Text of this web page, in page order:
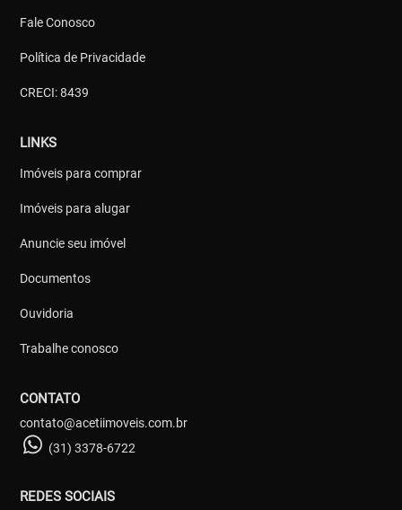
Fale Conosco
Política de Privacidade
CRECI: 8439
LINKS
Imóveis para comprar
Imóveis para alugar
Anuncie seu imóvel
Documentos
Ouvidoria
Trabalhe conosco
CONTATO
contato@acetiimoveis.com.br
(31) 3378-6722
REDES SOCIAIS